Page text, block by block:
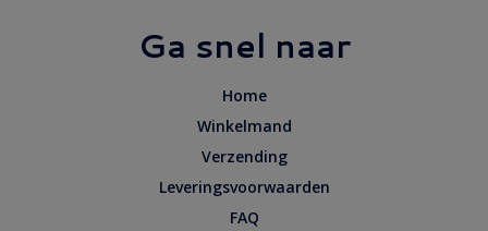
Ga snel naar
Home
Winkelmand
Verzending
Leveringsvoorwaarden
FAQ